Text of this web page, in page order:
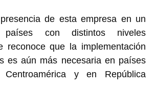
de esta empresa en un
con distintos niveles
reconoce que la implementación
es aún más necesaria en países
y en República